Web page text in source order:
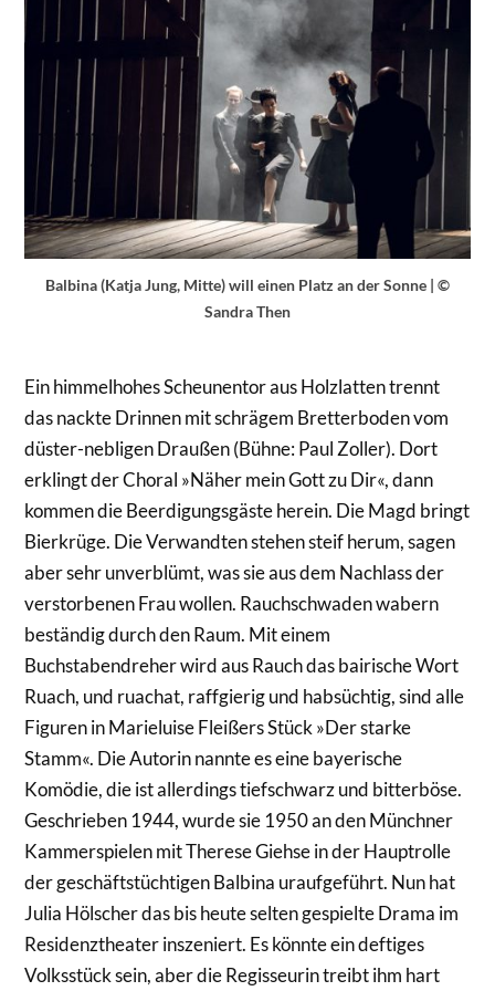
Balbina (Katja Jung, Mitte) will einen Platz an der Sonne | ©
Sandra Then
Ein himmelhohes Scheunentor aus Holzlatten trennt
das nackte Drinnen mit schrägem Bretterboden vom
düster-nebligen Draußen (Bühne: Paul Zoller). Dort
erklingt der Choral »Näher mein Gott zu Dir«, dann
kommen die Beerdigungsgäste herein. Die Magd bringt
Bierkrüge. Die Verwandten stehen steif herum, sagen
aber sehr unverblümt, was sie aus dem Nachlass der
verstorbenen Frau wollen. Rauchschwaden wabern
beständig durch den Raum. Mit einem
Buchstabendreher wird aus Rauch das bairische Wort
Ruach, und ruachat, raffgierig und habsüchtig, sind alle
Figuren in Marieluise Fleißers Stück »Der starke
Stamm«. Die Autorin nannte es eine bayerische
Komödie, die ist allerdings tiefschwarz und bitterböse.
Geschrieben 1944, wurde sie 1950 an den Münchner
Kammerspielen mit Therese Giehse in der Hauptrolle
der geschäftstüchtigen Balbina uraufgeführt. Nun hat
Julia Hölscher das bis heute selten gespielte Drama im
Residenztheater inszeniert. Es könnte ein deftiges
Volksstück sein, aber die Regisseurin treibt ihm hart